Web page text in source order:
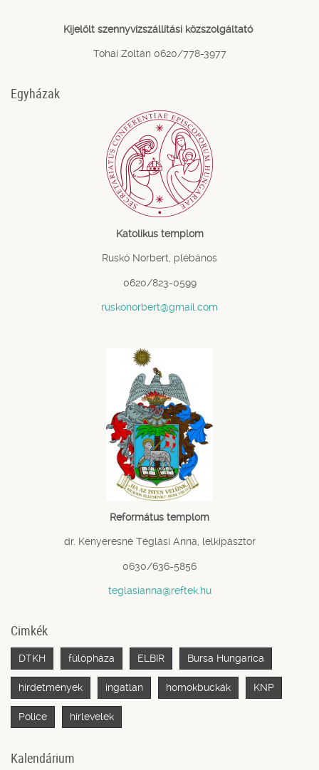
Kijelölt szennyvízszállítási közszolgáltató
Tohai Zoltán 0620/778-3977
Egyházak
Katolikus templom
Ruskó Norbert, plébános
0620/823-0599
ruskonorbert@gmail.com
Református templom
dr. Kenyeresné Téglási Anna, lelkipásztor
0630/636-5856
teglasianna@reftek.hu
Cimkék
DTKH fülöpháza ELBIR Bursa Hungarica
hirdetmények ingatlan homokbuckák KNP
Police hírlevelek
Kalendárium